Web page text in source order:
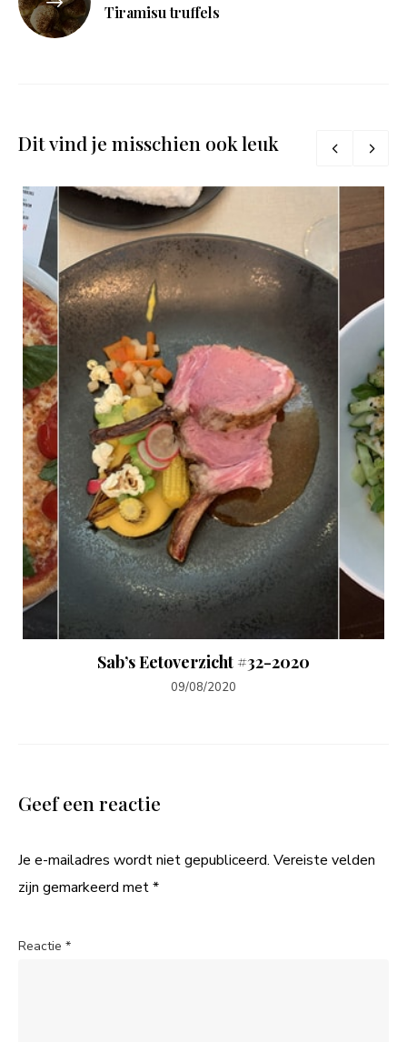
Tiramisu truffels
Dit vind je misschien ook leuk
Sab’s Eetoverzicht #32-2020
09/08/2020
Geef een reactie
Je e-mailadres wordt niet gepubliceerd. Vereiste velden
zijn gemarkeerd met*
Reactie *